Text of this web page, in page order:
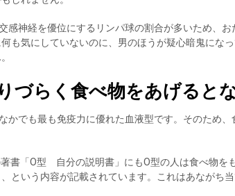
感神経を優位にするリンパ球の割合が多いため、
も気にしていないのに、男のほうが疑心暗鬼にな
づらく食べ物をあげると
かでも最も免疫力に優れた血液型です。そのため
書「O型 自分の説明書」にもO型の人は食べ物を
という内容が記載されています。これはあながち